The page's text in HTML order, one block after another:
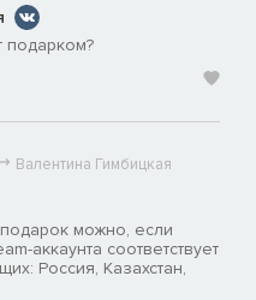
подарком?
Валентина Гимбицкая
можно, если
аккаунта соответствует
Россия, Казахстан,